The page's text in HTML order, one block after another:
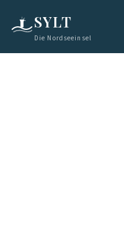
SYLT
Die Nordseeinsel